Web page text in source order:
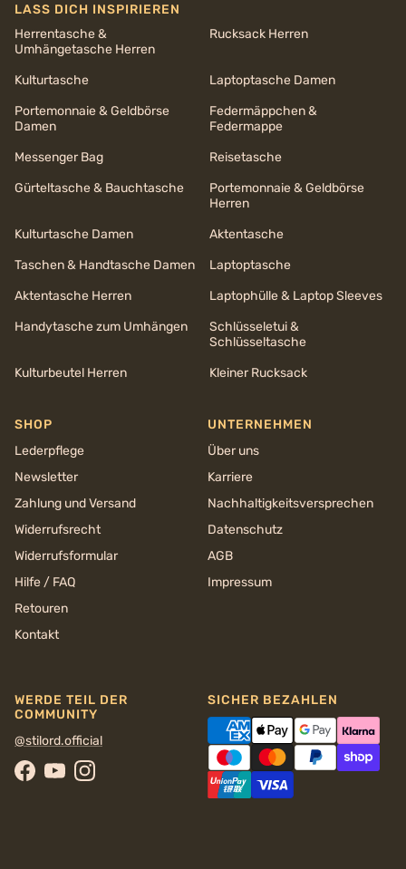
LASS DICH INSPIRIEREN
Herrentasche &
Umhängetasche Herren
Rucksack Herren
Kulturtasche
Laptoptasche Damen
Portemonnaie & Geldbörse
Damen
Federmäppchen &
Federmappe
Messenger Bag
Reisetasche
Gürteltasche & Bauchtasche
Portemonnaie & Geldbörse
Herren
Kulturtasche Damen
Aktentasche
Taschen & Handtasche Damen
Laptoptasche
Aktentasche Herren
Laptophülle & Laptop Sleeves
Handytasche zum Umhängen
Schlüsseletui &
Schlüsseltasche
Kulturbeutel Herren
Kleiner Rucksack
SHOP
Lederpflege
Newsletter
Zahlung und Versand
Widerrufsrecht
Widerrufsformular
Hilfe / FAQ
Retouren
Kontakt
UNTERNEHMEN
Über uns
Karriere
Nachhaltigkeits­versprechen
Datenschutz
AGB
Impressum
WERDE TEIL DER
COMMUNITY
@stilord.official
Facebook
YouTubeInstagram
SICHER BEZAHLEN